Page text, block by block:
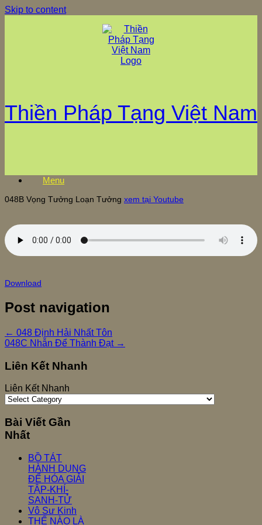
Skip to content
Thiền Pháp Tạng Việt Nam
Menu
048B Vọng Tưởng Loạn Tưởng xem tại Youtube
Download
Post navigation
← 048 Định Hải Nhất Tôn
048C Nhẫn Để Thành Đạt →
Liên Kết Nhanh
Liên Kết Nhanh
Bài Viết Gần
Nhất
BỒ TÁT
HÀNH DỤNG
ĐỂ HÓA GIẢI
TẬP-KHÍ-
SANH-TỬ
Vô Sư Kinh
THẾ NÀO LÀ